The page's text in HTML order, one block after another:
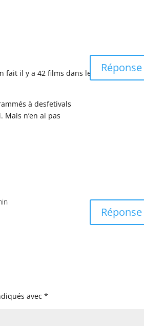
fait il y a 42 films dans le
à desfetivals
n’en ai pas
Réponse
Réponse
avec*